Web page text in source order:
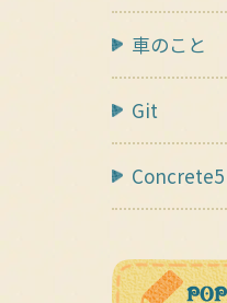
車のこと
Git
Concrete5